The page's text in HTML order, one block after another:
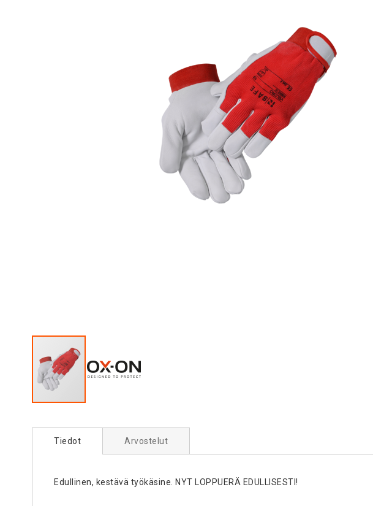
beginning
images
Tiedot
Edullinen, kestävä työkäsine. NYT LOPPUERÄ EDULLISESTI!
Arvostelut